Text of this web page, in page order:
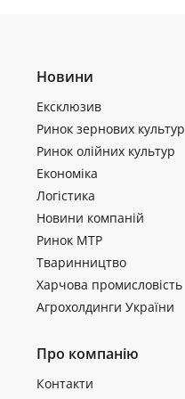
Новини
Ексклюзив
Ринок зернових культур
Ринок олійних культур
Економіка
Логістика
Новини компаній
Ринок МТР
Тваринництво
Харчова промисловість
Агрохолдинги України
Про компанію
Контакти